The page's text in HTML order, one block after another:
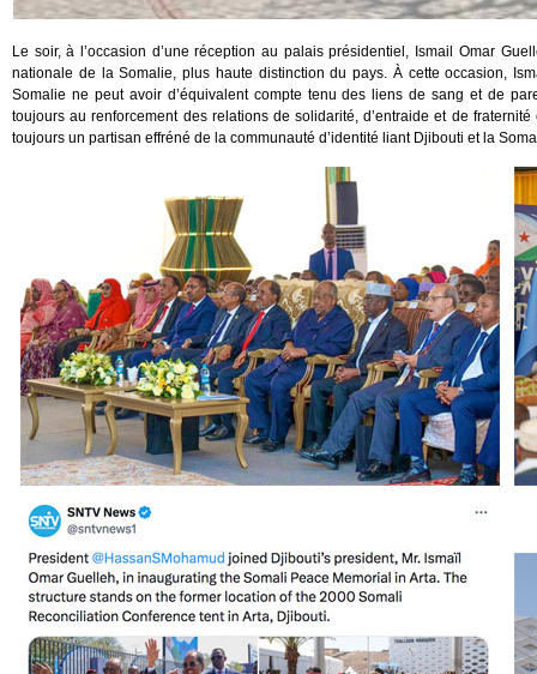
Le soir, à l’occasion d’une réception au palais présidentiel, Ismail Omar
nationale de la Somalie, plus haute distinction du pays. À cette occasion,
Somalie ne peut avoir d’équivalent compte tenu des liens de sang et de
toujours au renforcement des relations de solidarité, d’entraide et de
toujours un partisan effréné de la communauté d’identité liant Djibouti et la